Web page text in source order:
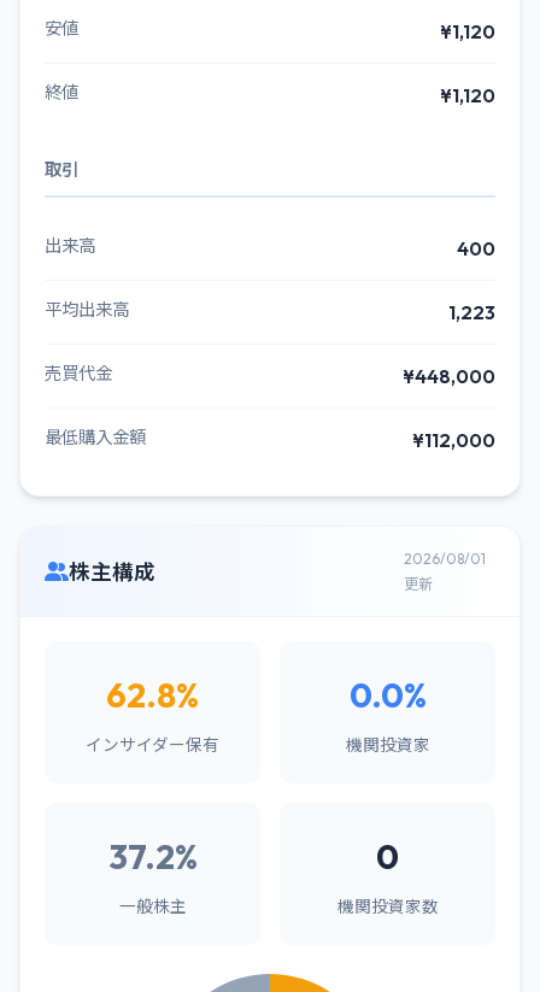
安値 ¥1,120
終値 ¥1,120
取引
出来高 400
平均出来高 1,223
売買代金 ¥448,000
最低購入金額 ¥112,000
株主構成
2026/08/01
更新
62.8%
インサイダー保有
0.0%
機関投資家
37.2%
一般株主
0
機関投資家数